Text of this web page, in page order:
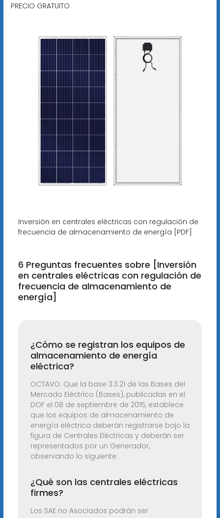
PRECIO GRATUITO
Inversión en centrales eléctricas con regulación de
frecuencia de almacenamiento de energía [PDF]
6 Preguntas frecuentes sobre [Inversión
en centrales eléctricas con regulación de
frecuencia de almacenamiento de
energía]
¿Cómo se registran los equipos de
almacenamiento de energía
eléctrica?
OCTAVO. Que la base 3.3.21 de las Bases del
Mercado Eléctrico (Bases), publicadas en el
DOF el 08 de septiembre de 2015, establece
que los equipos de almacenamiento de
energía eléctrica deberán registrarse bajo la
figura de Centrales Eléctricas y deberán ser
representados por un Generador,
observando lo siguiente:
¿Qué son las centrales eléctricas
firmes?
Los SAE no Asociados podrán ser